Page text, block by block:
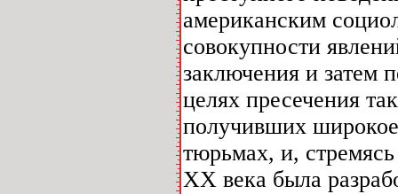
американским
совокупности
заключения и затем
целях пресечения
получивших
тюрьмах, и,
ХХ века была